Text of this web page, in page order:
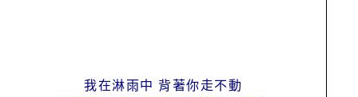
我在淋雨中 背著你走不動